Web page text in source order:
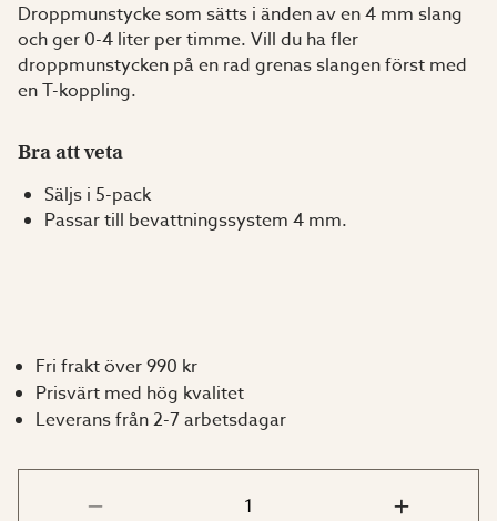
Droppmunstycke som sätts i änden av en 4 mm slang
och ger 0-4 liter per timme. Vill du ha fler
droppmunstycken på en rad grenas slangen först med
en T-koppling.
Bra att veta
Säljs i 5-pack
Passar till bevattningssystem 4 mm.
Fri frakt över 990 kr
Prisvärt med hög kvalitet
Leverans från 2-7 arbetsdagar